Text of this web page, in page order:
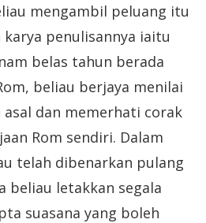
mengambil peluang itu
penulisannya iaitu
belas tahun berada
beliau berjaya menilai
dan memerhati corak
Rom sendiri. Dalam
telah dibenarkan pulang
beliau letakkan segala
suasana yang boleh